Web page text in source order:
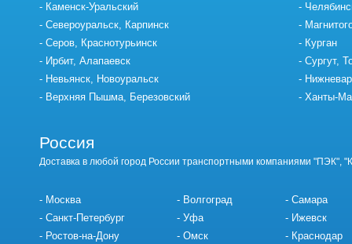
Каменск-Уральский
Североуральск, Карпинск
Серов, Краснотурьинск
Ирбит, Алапаевск
Невьянск, Новоуральск
Верхняя Пышма, Березовский
Курган
Сургут,
Ханты-
Россия
Доставка в любой город России транспортными компаниями "ПЭК",
Москва
Санкт-Петербург
Ростов-на-Дону
Волгоград
Уфа
Омск
Самара
Ижевск
Краснодар